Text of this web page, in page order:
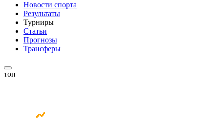
Новости спорта
Результаты
Турниры
Статьи
Прогнозы
Трансферы
топ